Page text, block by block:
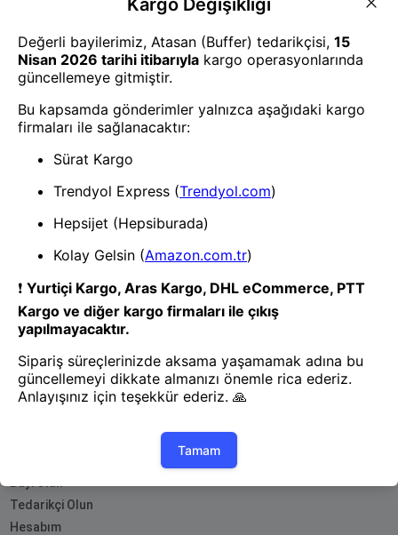
- Yenilik ve hızı keşfedin, işinizi
App Store Google Play
Hakkımızda
Akademi
Bilgi Merkezi
Yete Import
Yol Haritamız
Bayi Olun
Tedarikçi Olun
Hesabım